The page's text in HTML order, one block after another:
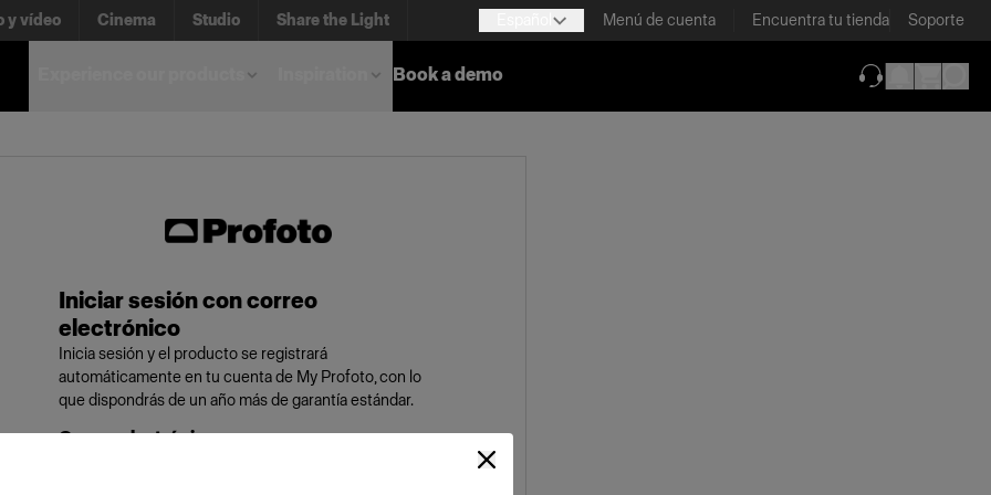
y vídeo Cinema Studio Share the Light Menú de cuenta Encuentra tu tienda Soporte
Book a demo
Iniciar sesión con correo
electrónico
Inicia sesión y el producto se registrará
automáticamente en tu cuenta de My Profoto, con lo
que dispondrás de un año más de garantía estándar.
Correo electrónico